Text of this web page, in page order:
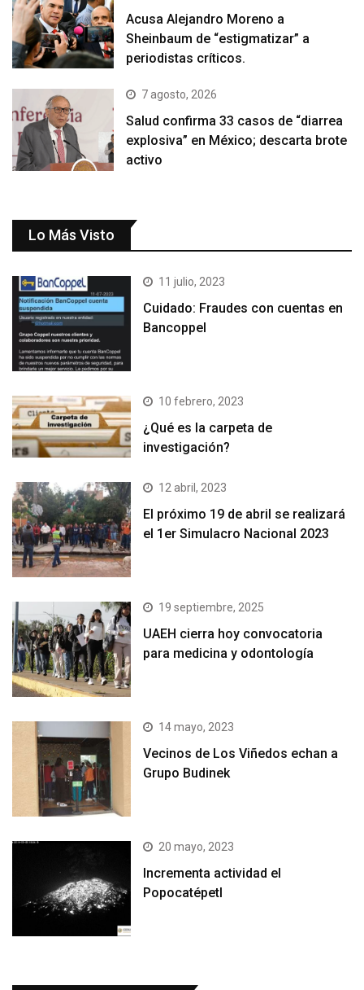
Acusa Alejandro Moreno a
Sheinbaum de “estigmatizar” a
periodistas críticos.
7 agosto, 2026
Salud confirma 33 casos de “diarrea
explosiva” en México; descarta brote
activo
Lo Más Visto
11 julio, 2023
Cuidado: Fraudes con cuentas en
Bancoppel
10 febrero, 2023
¿Qué es la carpeta de
investigación?
12 abril, 2023
El próximo 19 de abril se realizará
el 1er Simulacro Nacional 2023
19 septiembre, 2025
UAEH cierra hoy convocatoria
para medicina y odontología
14 mayo, 2023
Vecinos de Los Viñedos echan a
Grupo Budinek
20 mayo, 2023
Incrementa actividad el
Popocatépetl